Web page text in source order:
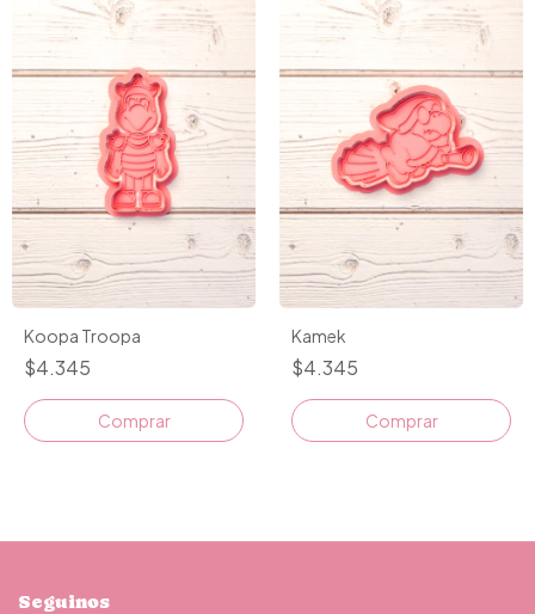
Koopa Troopa
$4.345
Comprar
Kamek
$4.345
Comprar
Seguinos